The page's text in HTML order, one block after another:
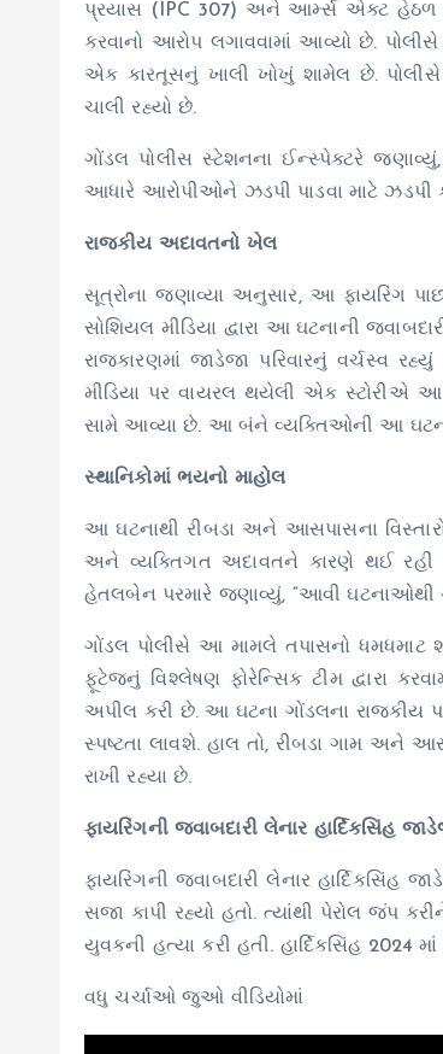
પ્રયાસ (IPC 307) અને આર્મ્સ એક્ટ હેઠળ
કરવાનો આરોપ લગાવવામાં આવ્યો છે.
એક કારતૂસનું ખાલી ખોખું શામેલ છે.
ચાલી રહ્યો છે.
ગોંડલ પોલીસ સ્ટેશનના ઈન્સ્પેક્ટરે
આધારે આરોપીઓને ઝડપી પાડવા માટે ઝડપી
રાજકીય અદાવતનો ખેલ
સૂત્રોના જણાવ્યા અનુસાર, આ ફાયરિંગ
સોશિયલ મીડિયા દ્વારા આ ઘટનાની
રાજકારણમાં જાડેજા પરિવારનું વર્ચસ્વ
મીડિયા પર વાયરલ થયેલી એક સ્ટોરીએ
સામે આવ્યા છે. આ બંને વ્યક્તિઓની આ ઘટના
સ્થાનિકોમાં ભયનો માહોલ
આ ઘટનાથી રીબડા અને આસપાસના
અને વ્યક્તિગત અદાવતને કારણે થઈ રહી
હેતલબેન પરમારે જણાવ્યું, “આવી ઘટનાઓથી
ગોંડલ પોલીસે આ મામલે તપાસનો ધમધમાટ
ફૂટેજનું વિશ્લેષણ ફોરેન્સિક ટીમ દ્વારા
અપીલ કરી છે. આ ઘટના ગોંડલના રાજકીય
સ્પષ્ટતા લાવશે. હાલ તો, રીબડા ગામ અને
રાખી રહ્યા છે.
ફાયરિંગની જવાબદારી લેનાર હાર્દિકસિંહ
ફાયરિંગની જવાબદારી લેનાર
સજા કાપી રહ્યો હતો. ત્યાંથી પેરોલ જંપ
યુવકની હત્યા કરી હતી. હાર્દિકસિંહ 2024
વધુ ચર્ચાઓ જુઓ વીડિયોમાં